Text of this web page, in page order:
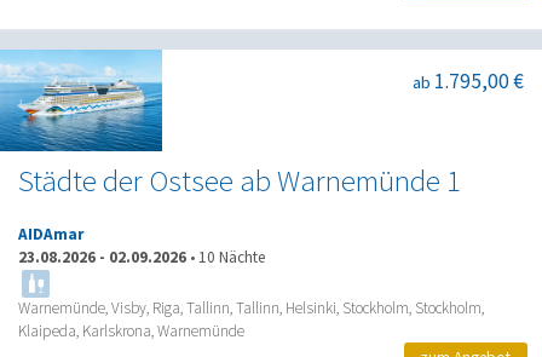
Städte der Ostsee ab Warnemünde 1
ab 1.795,00 €
AIDAmar
23.08.2026 - 02.09.2026 • 10 Nächte
Warnemünde, Visby, Riga, Tallinn, Tallinn, Helsinki, Stockholm, Stockholm,
Klaipeda, Karlskrona, Warnemünde